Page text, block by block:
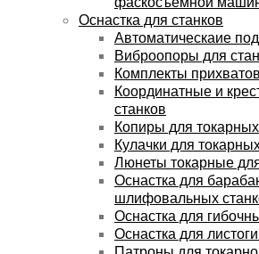
Оснастка для станков
Автоматическаие
Виброопоры для
Комплекты
Координатные и
станков
Копиры для
Кулачки для
Люнеты токарные
Оснастка для
шлифовальных
Оснастка для
Оснастка для